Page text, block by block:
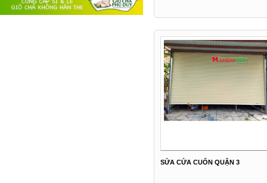
SỬA CỬA CUỐN QUẬN 3